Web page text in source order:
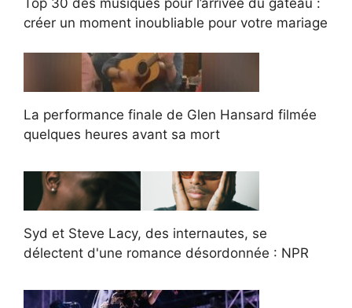
créer un moment inoubliable pour votre mariage
La performance finale de Glen Hansard filmée
quelques heures avant sa mort
Syd et Steve Lacy, des internautes, se
délectent d'une romance désordonnée : NPR